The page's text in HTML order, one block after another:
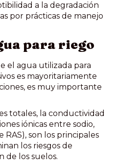
a la degradación
por prácticas de manejo
para riego
el agua utilizada para
es mayoritariamente
es muy importante
totales, la conductividad
iónicas entre sodio,
RAS), son los principales
los riesgos de
de los suelos.